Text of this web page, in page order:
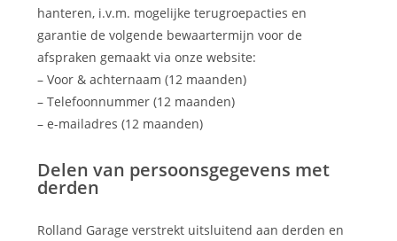
hanteren, i.v.m. mogelijke terugroepacties en
garantie de volgende bewaartermijn voor de
afspraken gemaakt via onze website:
– Voor & achternaam (12 maanden)
– Telefoonnummer (12 maanden)
– e-mailadres (12 maanden)
Delen van persoonsgegevens met
derden
Rolland Garage verstrekt uitsluitend aan derden en